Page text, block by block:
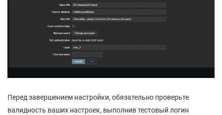
Перед завершением настройки, обязательно проверьте
валидность ваших настроек, выполнив тестовый логин